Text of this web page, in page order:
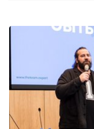
факте: данные
подсказывает
Марианна Симонян
People Analytics,
МИФИ, автор книги